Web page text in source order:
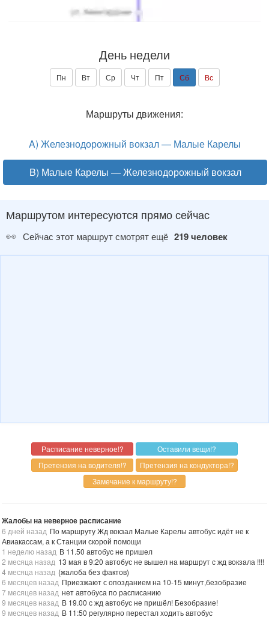
День недели
Пн Вт Ср Чт Пт Сб Вс
Маршруты движения:
A) Железнодорожный вокзал — Малые Карелы
B) Малые Карелы — Железнодорожный вокзал
Маршрутом интересуются прямо сейчас
👀 Сейчас этот маршрут смотрят ещё 219 человек
Жалобы на неверное расписание
6 дней назад По маршруту Жд вокзал Малые Карелы автобус идёт не к
Авиакассам, а к Станции скорой помощи
1 неделю назад В 11.50 автобус не пришел
2 месяца назад 13 мая в 9:20 автобус не вышел на маршрут с жд вокзала !!!!
4 месяца назад (жалоба без фактов)
6 месяцев назад Приезжают с опозданием на 10-15 минут,безобразие
7 месяцев назад нет автобуса по расписанию
9 месяцев назад В 19.00 с жд автобус не пришёл! Безобразие!
9 месяцев назад В 11:50 регулярно перестал ходить автобус